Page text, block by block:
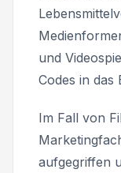
und
Codes in das
Im Fall von
aufgegriffen